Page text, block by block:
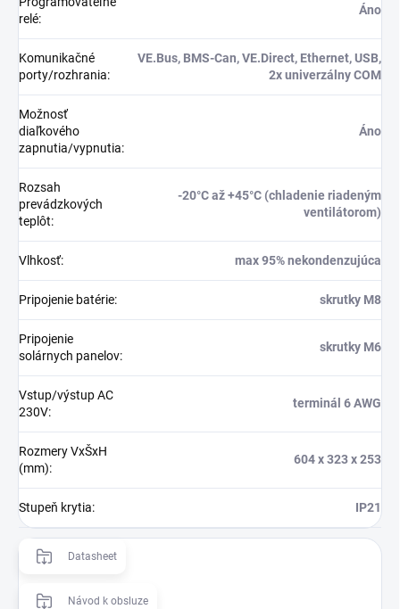
relé:
Áno
Komunikačné
porty/rozhrania:
VE.Bus, BMS-Can, VE.Direct, Ethernet, USB,
2x univerzálny COM
Možnosť
diaľkového
zapnutia/vypnutia:
Áno
Rozsah
prevádzkových
teplôt:
-20°C až +45°C (chladenie riadeným
ventilátorom)
Vlhkosť: max 95% nekondenzujúca
Pripojenie batérie: skrutky M8
Pripojenie
solárnych panelov:
skrutky M6
Vstup/výstup AC
230V:
terminál 6 AWG
Rozmery VxŠxH
(mm):
604 x 323 x 253
Stupeň krytia: IP21
Datasheet
Návod k obsluze